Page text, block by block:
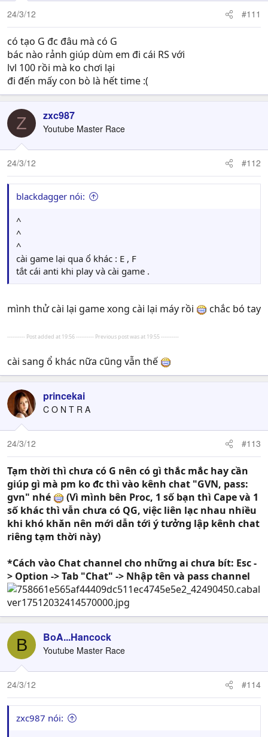
24/3/12 #111
có tạo G đc đâu mà có G
bác nào rảnh giúp dùm em đi cái RS với
lvl 100 rồi mà ko chơi lại
đi đến mấy con bò là hết time :(
Z zxc987
Youtube Master Race
24/3/12 #112
blackdagger nói:
^
^
^
cài game lại qua ổ khác : E , F
tắt cái anti khi play và cài game .
mình thử cài lại game xong cài lại máy rồi chắc bó tay
---------- Post added at 19:56 ---------- Previous post was at 19:55 ----------
cài sang ổ khác nữa cũng vẫn thế
princekai
C O N T R A
24/3/12 #113
Tạm thời thì chưa có G nên có gì thắc mắc hay cần
giúp gì mà pm ko đc thì vào kênh chat "GVN, pass:
gvn" nhé
(Vì mình bên Proc, 1 số bạn thì Cape và 1
số khác thì vẫn chưa có QG, việc liên lạc nhau nhiều
khi khó khăn nên mới dẫn tới ý tưởng lập kênh chat
riêng tạm thời này)
*Cách vào Chat channel cho những ai chưa bít: Esc -
> Option -> Tab "Chat" -> Nhập tên và pass channel
B BoA...Hancock
Youtube Master Race
24/3/12 #114
zxc987 nói: